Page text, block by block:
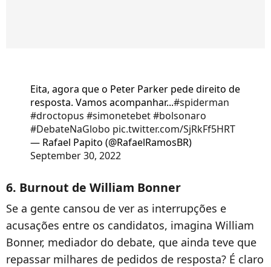
Eita, agora que o Peter Parker pede direito de
resposta. Vamos acompanhar...#spiderman
#droctopus #simonetebet#bolsonaro
#DebateNaGlobo pic.twitter.com/SjRkFf5HRT
— Rafael Papito (@RafaelRamosBR)
September 30, 2022
6. Burnout de William Bonner
Se a gente cansou de ver as interrupções e
acusações entre os candidatos, imagina William
Bonner, mediador do debate, que ainda teve que
repassar milhares de pedidos de resposta? É claro